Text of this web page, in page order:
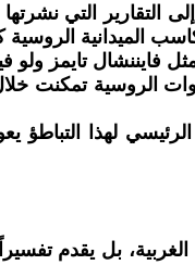
التقارير التي
فايننشال تايمز
لهذا التباطؤ
الغربية، بل يقدم